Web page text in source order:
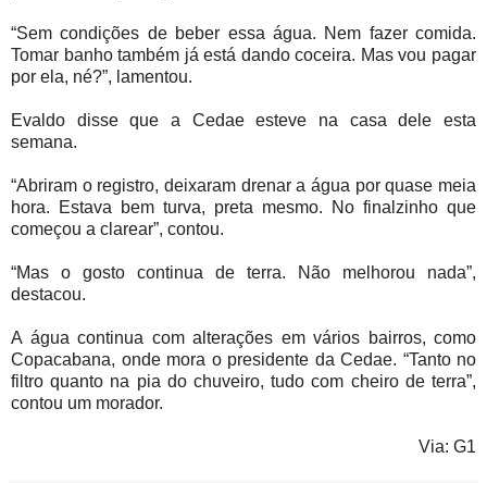
“Sem condições de beber essa água. Nem fazer comida.
Tomar banho também já está dando coceira. Mas vou pagar
por ela, né?”, lamentou.
Evaldo disse que a Cedae esteve na casa dele esta
semana.
“Abriram o registro, deixaram drenar a água por quase meia
hora. Estava bem turva, preta mesmo. No finalzinho que
começou a clarear”, contou.
“Mas o gosto continua de terra. Não melhorou nada”,
destacou.
A água continua com alterações em vários bairros, como
Copacabana, onde mora o presidente da Cedae. “Tanto no
filtro quanto na pia do chuveiro, tudo com cheiro de terra”,
contou um morador.
Via: G1